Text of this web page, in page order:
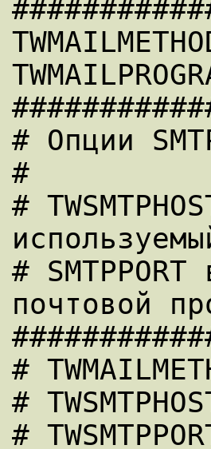
# Опции
#
#
#
почтовой
#
#
#